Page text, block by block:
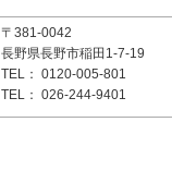
〒381-0042
長野県長野市稲田1-7-19
TEL： 0120-005-801
TEL： 026-244-9401